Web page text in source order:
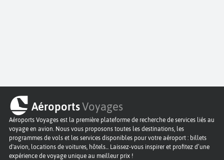
AéroportsVoyages
Aéroports Voyages est la première plateforme de recherche de services liés au
voyage en avion. Nous vous proposons toutes les destinations, les
programmes de vols et les services disponibles pour votre aéroport : billets
d'avion, locations de voitures, hôtels... Laissez-vous inspirer et profitez d’une
expérience de voyage unique au meilleur prix !